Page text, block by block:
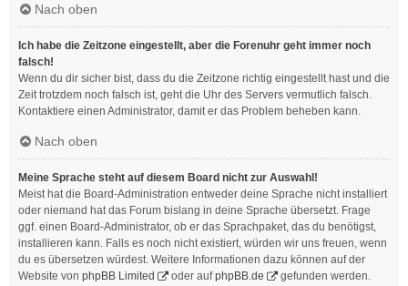
Nach oben
Ich habe die Zeitzone eingestellt, aber die Forenuhr geht immer noch
falsch!
Wenn du dir sicher bist, dass du die Zeitzone richtig eingestellt hast und die
Zeit trotzdem noch falsch ist, geht die Uhr des Servers vermutlich falsch.
Kontaktiere einen Administrator, damit er das Problem beheben kann.
Nach oben
Meine Sprache steht auf diesem Board nicht zur Auswahl!
Meist hat die Board-Administration entweder deine Sprache nicht installiert
oder niemand hat das Forum bislang in deine Sprache übersetzt. Frage
ggf. einen Board-Administrator, ob er das Sprachpaket, das du benötigst,
installieren kann. Falls es noch nicht existiert, würden wir uns freuen, wenn
du es übersetzen würdest. Weitere Informationen dazu können auf der
Website von phpBB Limited oder aufphpBB.de gefunden werden.